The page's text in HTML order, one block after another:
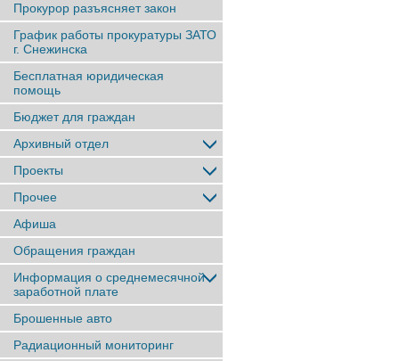
Прокурор разъясняет закон
График работы прокуратуры ЗАТО
г. Снежинска
Бесплатная юридическая
помощь
Бюджет для граждан
Архивный отдел
Проекты
Прочее
Афиша
Обращения граждан
Информация о среднемесячной
заработной плате
Брошенные авто
Радиационный мониторинг